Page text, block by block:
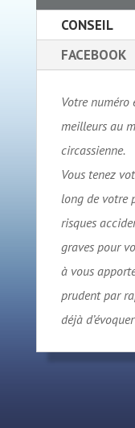
CONSEIL
FACEBOOK
Votre numéro
meilleurs au
circassienne.
Vous tenez
long de votre
risques
graves pour
à vous
prudent par
déjà